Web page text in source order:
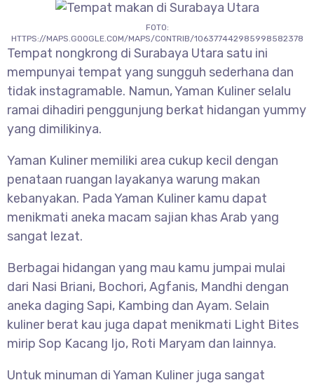
FOTO:
HTTPS://MAPS.GOOGLE.COM/MAPS/CONTRIB/106377442985998582378
Tempat nongkrong di Surabaya Utara satu ini
mempunyai tempat yang sungguh sederhana dan
tidak instagramable. Namun, Yaman Kuliner selalu
ramai dihadiri penggunjung berkat hidangan yummy
yang dimilikinya.
Yaman Kuliner memiliki area cukup kecil dengan
penataan ruangan layakanya warung makan
kebanyakan. Pada Yaman Kuliner kamu dapat
menikmati aneka macam sajian khas Arab yang
sangat lezat.
Berbagai hidangan yang mau kamu jumpai mulai
dari Nasi Briani, Bochori, Agfanis, Mandhi dengan
aneka daging Sapi, Kambing dan Ayam. Selain
kuliner berat kau juga dapat menikmati Light Bites
mirip Sop Kacang Ijo, Roti Maryam dan lainnya.
Untuk minuman di Yaman Kuliner juga sangat